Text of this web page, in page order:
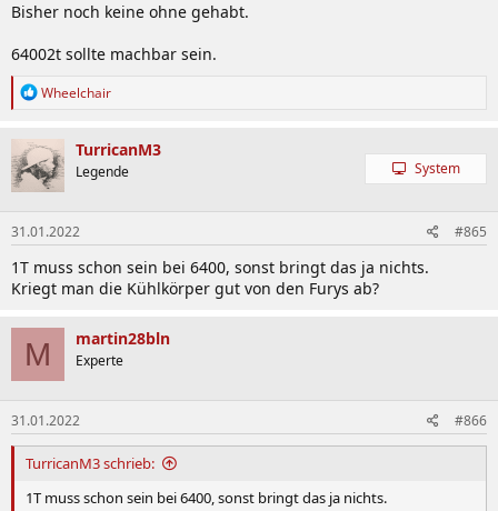
Bisher noch keine ohne gehabt.
64002t sollte machbar sein.
R
k
t
i
o
n
e
n
:
Wheelchair
TurricanM3
Legende System
31.01.2022 #865
1T muss schon sein bei 6400, sonst bringt das ja nichts.
Kriegt man die Kühlkörper gut von den Furys ab?
M martin28bln
Experte
31.01.2022 #866
TurricanM3 schrieb:
1T muss schon sein bei 6400, sonst bringt das ja nichts.